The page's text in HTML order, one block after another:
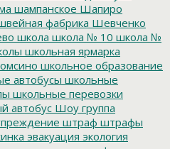
шампанское Шапиро
фабрика Шевченко
школа школа № 10 школа №
школьная ярмарка
школьное образование
автобусы школьные
школьные перевозки
автобус Шоу группа
штраф штрафы
эвакуация экология